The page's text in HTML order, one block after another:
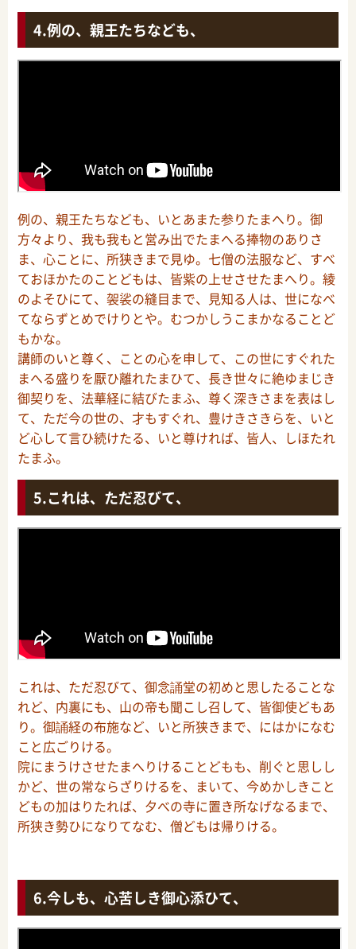
例の、親王たちなども、
例の、親王たちなども、いとあまた参りたまへり。御
方々より、我も我もと営み出でたまへる捧物のありさ
ま、心ことに、所狭きまで見ゆ。七僧の法服など、すべ
ておほかたのことどもは、皆紫の上せさせたまへり。綾
のよそひにて、袈裟の縫目まで、見知る人は、世になべ
てならずとめでけりとや。むつかしうこまかなることど
もかな。
講師のいと尊く、ことの心を申して、この世にすぐれた
まへる盛りを厭ひ離れたまひて、長き世々に絶ゆまじき
御契りを、法華経に結びたまふ、尊く深きさまを表はし
て、ただ今の世の、才もすぐれ、豊けきさきらを、いと
ど心して言ひ続けたる、いと尊ければ、皆人、しほたれ
たまふ。
これは、ただ忍びて、
これは、ただ忍びて、御念誦堂の初めと思したることな
れど、内裏にも、山の帝も聞こし召して、皆御使どもあ
り。御誦経の布施など、いと所狭きまで、にはかになむ
こと広ごりける。
院にまうけさせたまへりけることどもも、削ぐと思しし
かど、世の常ならざりけるを、まいて、今めかしきこと
どもの加はりたれば、夕べの寺に置き所なげなるまで、
所狭き勢ひになりてなむ、僧どもは帰りける。
今しも、心苦しき御心添ひて、